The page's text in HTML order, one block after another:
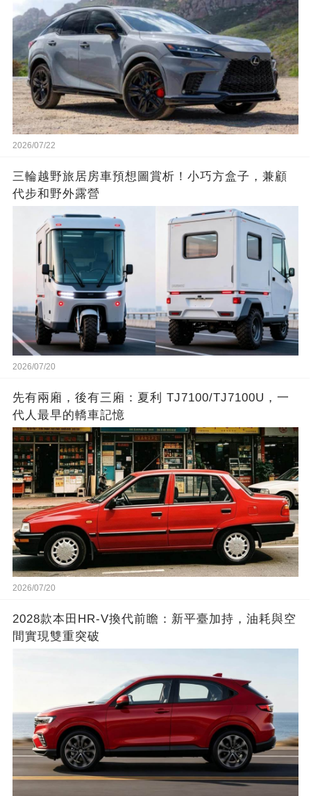
2026/07/22
三輪越野旅居房車預想圖賞析！小巧方盒子，兼顧
代步和野外露營
2026/07/20
先有兩廂，後有三廂：夏利 TJ7100/TJ7100U，一
代人最早的轎車記憶
2026/07/20
2028款本田HR-V換代前瞻：新平臺加持，油耗與空
間實現雙重突破